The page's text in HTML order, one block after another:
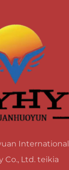
International
Co., Ltd. teikia